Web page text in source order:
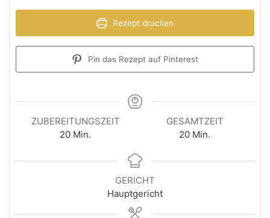
Rezept drucken
Pin das Rezept auf Pinterest
ZUBEREITUNGSZEIT
20 Min.
GESAMTZEIT
20 Min.
GERICHT
Hauptgericht